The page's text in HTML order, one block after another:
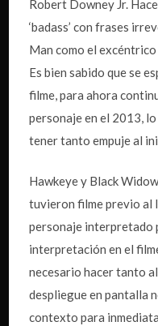
Robert Downey Jr.
‘badass’ con frases
Man como el
Es bien sabido que se
filme, para ahora
personaje en el 2013,
tener tanto empuje al
Hawkeye y Black
tuvieron filme previo al
personaje interpretado
interpretación en el
necesario hacer tanto
despliegue en pantalla
contexto para